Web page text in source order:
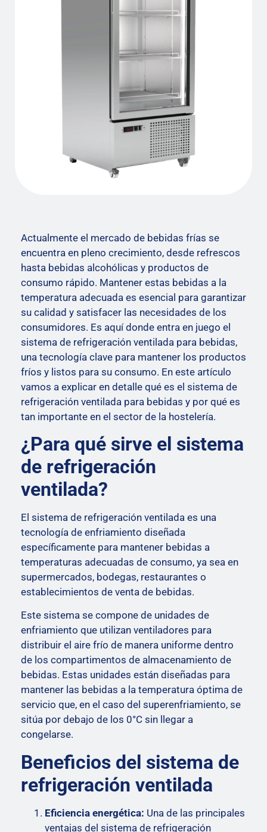
Actualmente el mercado de bebidas frías se
encuentra en pleno crecimiento, desde refrescos
hasta bebidas alcohólicas y productos de
consumo rápido. Mantener estas bebidas a la
temperatura adecuada es esencial para garantizar
su calidad y satisfacer las necesidades de los
consumidores. Es aquí donde entra en juego el
sistema de refrigeración ventilada para bebidas,
una tecnología clave para mantener los productos
fríos y listos para su consumo. En este artículo
vamos a explicar en detalle qué es el sistema de
refrigeración ventilada para bebidas y por qué es
tan importante en el sector de la hostelería.
¿Para qué sirve el sistema
de refrigeración
ventilada?
El sistema de refrigeración ventilada es una
tecnología de enfriamiento diseñada
específicamente para mantener bebidas a
temperaturas adecuadas de consumo, ya sea en
supermercados, bodegas, restaurantes o
establecimientos de venta de bebidas.
Este sistema se compone de unidades de
enfriamiento que utilizan ventiladores para
distribuir el aire frío de manera uniforme dentro
de los compartimentos de almacenamiento de
bebidas. Estas unidades están diseñadas para
mantener las bebidas a la temperatura óptima de
servicio que, en el caso del superenfriamiento, se
sitúa por debajo de los 0°C sin llegar a
congelarse.
Beneficios del sistema de
refrigeración ventilada
Eficiencia energética: Una de las principales
ventajas del sistema de refrigeración